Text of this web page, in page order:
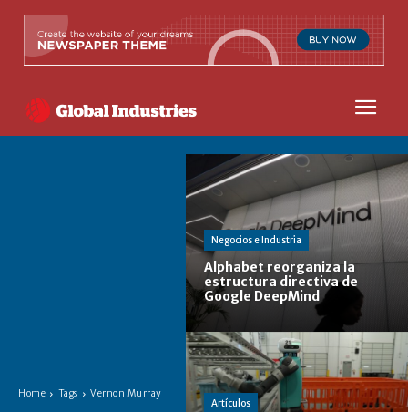
Home Tags Vernon Murray
Negocios e Industria
Alphabet reorganiza la
estructura directiva de
Google DeepMind
Artículos